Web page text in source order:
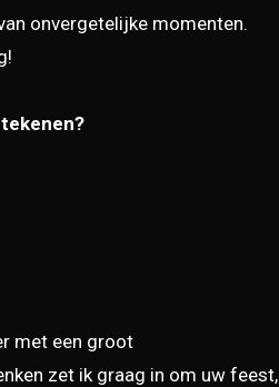
onvergetelijke momenten.
met een groot
zet ik graag in om uw feest,